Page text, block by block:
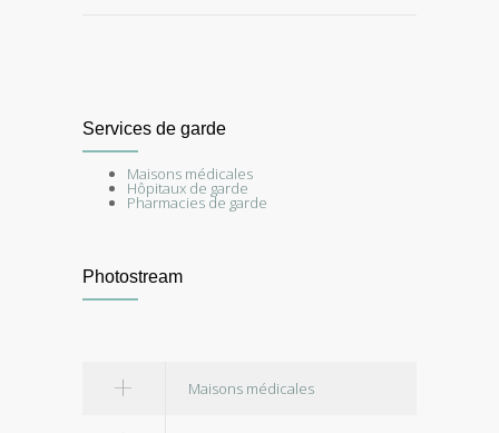
Services de garde
Maisons médicales
Hôpitaux de garde
Pharmacies de garde
Photostream
Maisons médicales